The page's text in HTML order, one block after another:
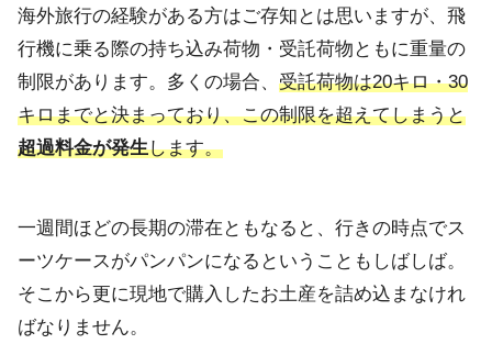
海外旅行の経験がある方はご存知とは思いますが、飛
行機に乗る際の持ち込み荷物・受託荷物ともに重量の
制限があります。多くの場合、 受託荷物は20キロ・30
キロまでと決まっており、この制限を超えてしまうと
超過料金が発生します。
一週間ほどの長期の滞在ともなると、行きの時点でス
ーツケースがパンパンになるということもしばしば。
そこから更に現地で購入したお土産を詰め込まなけれ
ばなりません。